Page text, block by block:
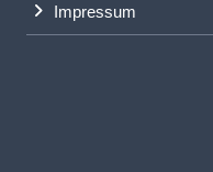
Impressum